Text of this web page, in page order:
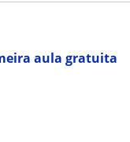
aula gratuita